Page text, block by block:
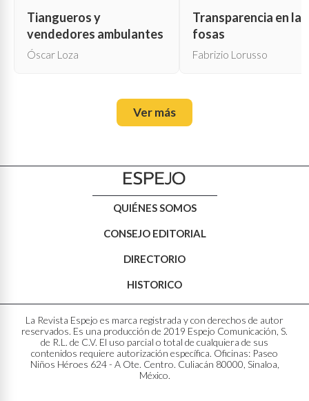
Tiangueros y
vendedores ambulantes
Óscar Loza
Transparencia en las
fosas
Fabrizio Lorusso
Ver más
QUIÉNES SOMOS
CONSEJO EDITORIAL
DIRECTORIO
HISTORICO
La Revista Espejo es marca registrada y con derechos de autor
reservados. Es una producción de 2019 Espejo Comunicación, S.
de R.L. de C.V. El uso parcial o total de cualquiera de sus
contenidos requiere autorización específica. Oficinas: Paseo
Niños Héroes 624 - A Ote. Centro. Culiacán 80000, Sinaloa,
México.